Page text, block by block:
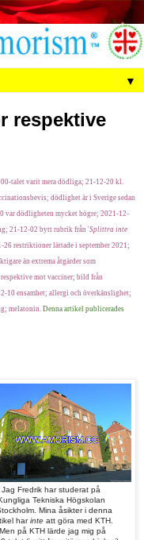
▼
respektive
talet varit mera dödliga; 21-12-20 kl.
dödlighet är i Sverige sedan
var dödligheten mycket högre; 2021-12-
21-12-02 bytt rubrik från 'Splittra inte
restriktioner lättade i september 2021;
än extrema åtgärder som
mot vacciner; bild från
10 ensamhet; allergi och överkänslighet;
melatonin. Denna artikel publicerades
Jag Fredrik har studerat på
Tekniska Högskolan
Mina åsikter i denna
harinteatt göra med KTH.
Men på KTH lärde jag mig på